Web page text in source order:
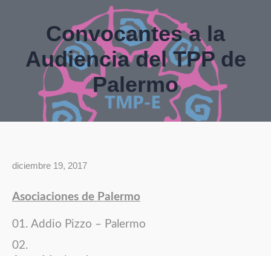
Convocantes a la
Audiencia del TPP de
Palermo
diciembre 19, 2017
Asociaciones de Palermo
Addio Pizzo – Palermo